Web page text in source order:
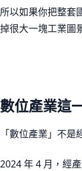
所以如果你把整套
掉很大一塊工業圖
數位產業這
「數位產業」不
2024 年 4 月，經